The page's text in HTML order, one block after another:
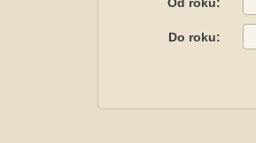
Do roku: